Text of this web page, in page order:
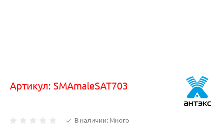
Артикул: SMAmaleSAT703
В наличии: Много